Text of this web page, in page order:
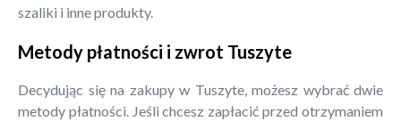
szaliki i inne produkty.
Metody płatności i zwrot Tuszyte
Decydując się na zakupy w Tuszyte, możesz wybrać dwie
metody płatności. Jeśli chcesz zapłacić przed otrzymaniem